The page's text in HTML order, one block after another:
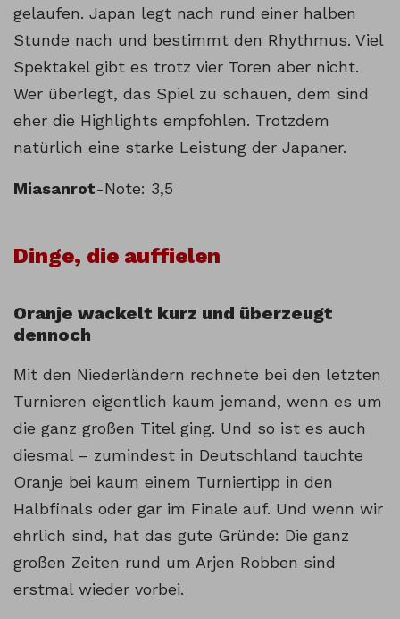
gelaufen. Japan legt nach rund einer halben
Stunde nach und bestimmt den Rhythmus. Viel
Spektakel gibt es trotz vier Toren aber nicht.
Wer überlegt, das Spiel zu schauen, dem sind
eher die Highlights empfohlen. Trotzdem
natürlich eine starke Leistung der Japaner.
Miasanrot-Note: 3,5
Dinge, die auffielen
Oranje wackelt kurz und überzeugt
dennoch
Mit den Niederländern rechnete bei den letzten
Turnieren eigentlich kaum jemand, wenn es um
die ganz großen Titel ging. Und so ist es auch
diesmal – zumindest in Deutschland tauchte
Oranje bei kaum einem Turniertipp in den
Halbfinals oder gar im Finale auf. Und wenn wir
ehrlich sind, hat das gute Gründe: Die ganz
großen Zeiten rund um Arjen Robben sind
erstmal wieder vorbei.